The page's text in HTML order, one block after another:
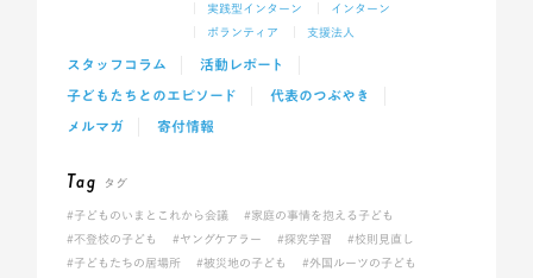
実践型インターン
インターン
ボランティア
支援法人
スタッフコラム
活動レポート
子どもたちとのエピソード
代表のつぶやき
メルマガ
寄付情報
Tag タグ
#子どものいまとこれから会議
#家庭の事情を抱える子ども
#不登校の子ども
#ヤングケアラー #探究学習
#校則見直し
#子どもたちの居場所
#被災地の子ども
#外国ルーツの子ども